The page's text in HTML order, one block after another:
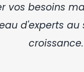
vos besoins
d'experts au